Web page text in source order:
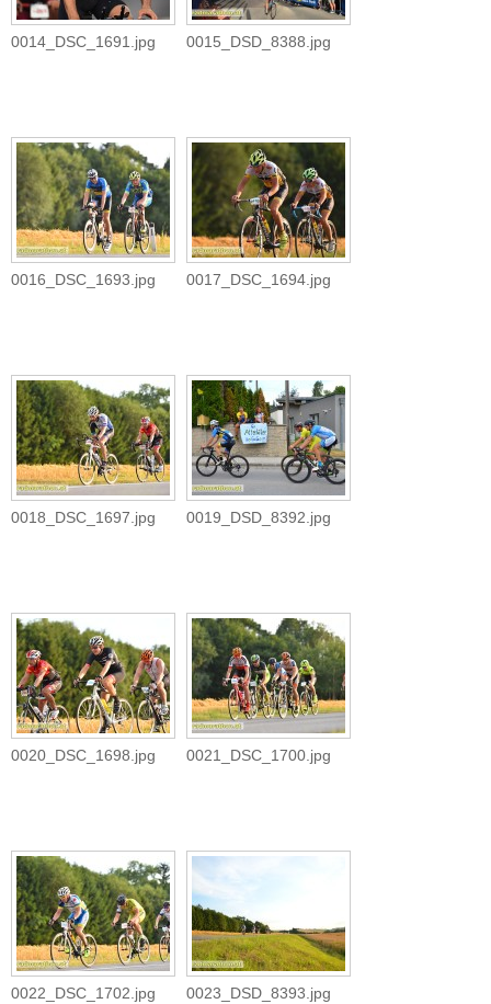
0014_DSC_1691.jpg 0015_DSD_8388.jpg
0016_DSC_1693.jpg 0017_DSC_1694.jpg
0018_DSC_1697.jpg 0019_DSD_8392.jpg
0020_DSC_1698.jpg 0021_DSC_1700.jpg
0022_DSC_1702.jpg 0023_DSD_8393.jpg